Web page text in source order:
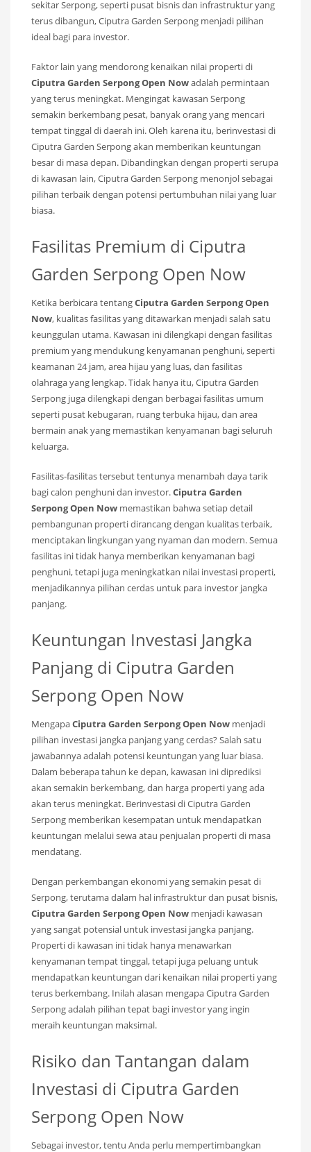
sekitar Serpong, seperti pusat bisnis dan infrastruktur yang
terus dibangun, Ciputra Garden Serpong menjadi pilihan
ideal bagi para investor.
Faktor lain yang mendorong kenaikan nilai properti di
Ciputra Garden Serpong Open Nowadalah permintaan
yang terus meningkat. Mengingat kawasan Serpong
semakin berkembang pesat, banyak orang yang mencari
tempat tinggal di daerah ini. Oleh karena itu, berinvestasi di
Ciputra Garden Serpong akan memberikan keuntungan
besar di masa depan. Dibandingkan dengan properti serupa
di kawasan lain, Ciputra Garden Serpong menonjol sebagai
pilihan terbaik dengan potensi pertumbuhan nilai yang luar
biasa.
Fasilitas Premium di Ciputra
Garden Serpong Open Now
Ketika berbicara tentangCiputra Garden Serpong Open
Now, kualitas fasilitas yang ditawarkan menjadi salah satu
keunggulan utama. Kawasan ini dilengkapi dengan fasilitas
premium yang mendukung kenyamanan penghuni, seperti
keamanan 24 jam, area hijau yang luas, dan fasilitas
olahraga yang lengkap. Tidak hanya itu, Ciputra Garden
Serpong juga dilengkapi dengan berbagai fasilitas umum
seperti pusat kebugaran, ruang terbuka hijau, dan area
bermain anak yang memastikan kenyamanan bagi seluruh
keluarga.
Fasilitas-fasilitas tersebut tentunya menambah daya tarik
bagi calon penghuni dan investor.Ciputra Garden
Serpong Open Now memastikan bahwa setiap detail
pembangunan properti dirancang dengan kualitas terbaik,
menciptakan lingkungan yang nyaman dan modern. Semua
fasilitas ini tidak hanya memberikan kenyamanan bagi
penghuni, tetapi juga meningkatkan nilai investasi properti,
menjadikannya pilihan cerdas untuk para investor jangka
panjang.
Keuntungan Investasi Jangka
Panjang di Ciputra Garden
Serpong Open Now
MengapaCiputra Garden Serpong Open Now menjadi
pilihan investasi jangka panjang yang cerdas? Salah satu
jawabannya adalah potensi keuntungan yang luar biasa.
Dalam beberapa tahun ke depan, kawasan ini diprediksi
akan semakin berkembang, dan harga properti yang ada
akan terus meningkat. Berinvestasi di Ciputra Garden
Serpong memberikan kesempatan untuk mendapatkan
keuntungan melalui sewa atau penjualan properti di masa
mendatang.
Dengan perkembangan ekonomi yang semakin pesat di
Serpong, terutama dalam hal infrastruktur dan pusat bisnis,
Ciputra Garden Serpong Open Now menjadi kawasan
yang sangat potensial untuk investasi jangka panjang.
Properti di kawasan ini tidak hanya menawarkan
kenyamanan tempat tinggal, tetapi juga peluang untuk
mendapatkan keuntungan dari kenaikan nilai properti yang
terus berkembang. Inilah alasan mengapa Ciputra Garden
Serpong adalah pilihan tepat bagi investor yang ingin
meraih keuntungan maksimal.
Risiko dan Tantangan dalam
Investasi di Ciputra Garden
Serpong Open Now
Sebagai investor, tentu Anda perlu mempertimbangkan